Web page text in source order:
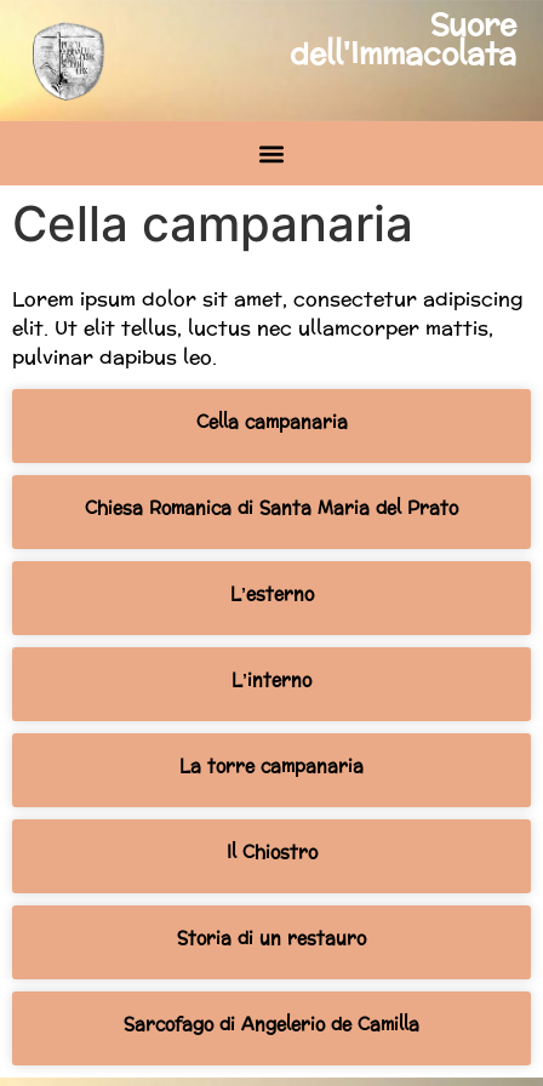
Suore
dell'Immacolata
Cella campanaria
Lorem ipsum dolor sit amet, consectetur adipiscing
elit. Ut elit tellus, luctus nec ullamcorper mattis,
pulvinar dapibus leo.
Cella campanaria
Chiesa Romanica di Santa Maria del Prato
L’esterno
L’interno
La torre campanaria
Il Chiostro
Storia di un restauro
Sarcofago di Angelerio de Camilla